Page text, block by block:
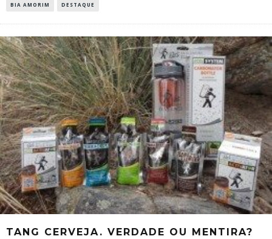
BIA AMORIM DESTAQUE
TANG CERVEJA. VERDADE OU MENTIRA?